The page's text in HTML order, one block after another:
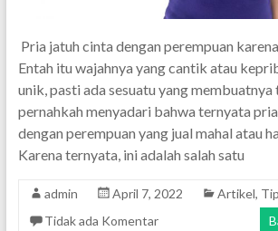
Pria jatuh cinta dengan perempuan
Entah itu wajahnya yang cantik atau
unik, pasti ada sesuatu yang
pernahkah menyadari bahwa ternyata
dengan perempuan yang jual mahal atau
Karena ternyata, ini adalah salah satu
admin April 7, 2022 Artikel,
Tidak ada Komentar